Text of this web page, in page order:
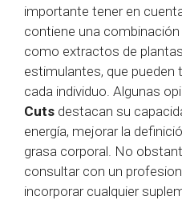
importante tener en
contiene una
como extractos de
estimulantes, que
cada individuo. Algunas
Cuts destacan su
energía, mejorar la
grasa corporal. No
consultar con un
incorporar cualquier